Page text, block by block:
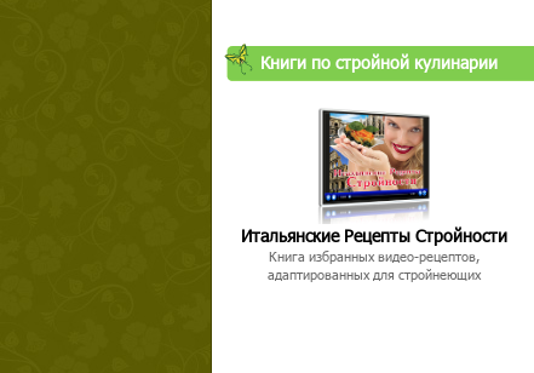
Книги по стройной кулинарии
Итальянские Рецепты Стройности
Книга избранных видео-рецептов,
адаптированных для стройнеющих